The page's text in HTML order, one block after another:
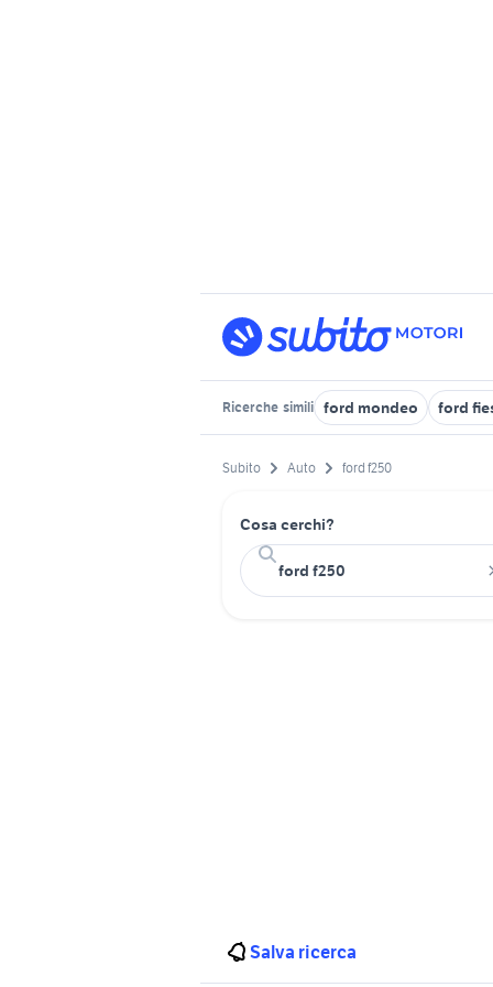
Ricerche simili ford mondeo ford
Subito Auto ford f250
Cosa cerchi?
Salva ricerca